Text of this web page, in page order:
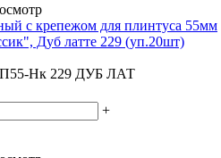
с крепежом для плинтуса 55мм
Дуб латте 229 (уп.20шт)
Нк 229 ДУБ ЛАТ
+